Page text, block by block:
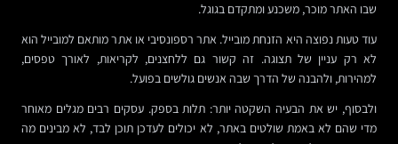
שבו האתר מוכר, משכנע ומתקדם בגוגל.
עוד טעות נפוצה היא הזנחת מובייל. אתר רספונסיבי או אתר מותאם למובייל הוא
לא רק עניין של תצוגה. זה קשור גם ללחצנים, לקריאות, לאורך טפסים,
למהירות, ולהבנה של הדרך שבה אנשים גולשים בפועל.
ולבסוף, יש את הבעיה השקטה יותר: תלות בספק. עסקים רבים מגלים מאוחר
מדי שהם לא באמת שולטים באתר, לא יכולים לעדכן תוכן לבד, לא מבינים מה